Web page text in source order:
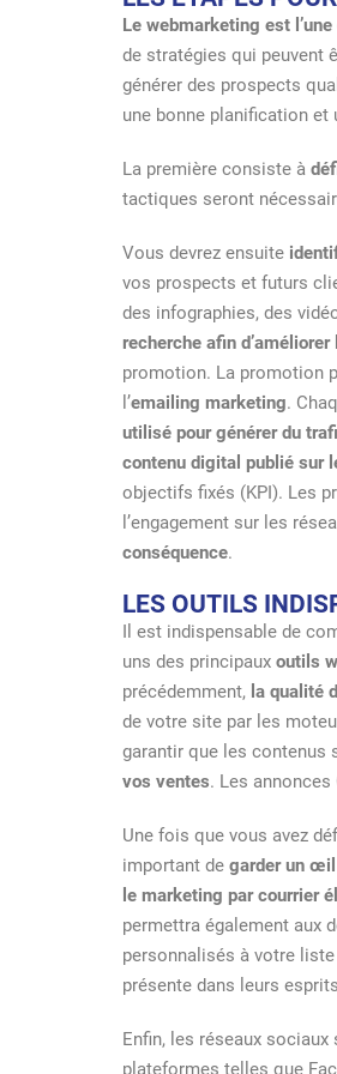
Le webmarketing est
de stratégies qui peuvent
générer des prospects
une bonne planification
La première consiste à
tactiques seront
Vous devrez ensuite
vos prospects et futurs
des infographies, des
recherche afin
promotion. La promotion
l’emailing marketing.
utilisé pour générer du
contenu digital publié sur
objectifs fixés (KPI). Les
l’engagement sur les
conséquence.
LES OUTILS
Il est indispensable de
uns des principaux outils
précédemment, la qualité
de votre site par les
garantir que les contenus
vos ventes. Les
Une fois que vous avez
important de garder un œil
le marketing par courrier
permettra également aux
personnalisés à votre
présente dans leurs
Enfin, les réseaux
plateformes telles que